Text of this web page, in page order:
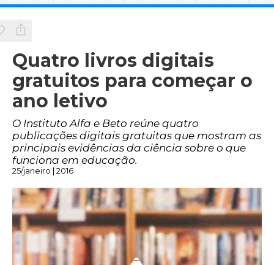
Quatro livros digitais
gratuitos para começar o
ano letivo
O Instituto Alfa e Beto reúne quatro
publicações digitais gratuitas que mostram as
principais evidências da ciência sobre o que
funciona em educação.
25/janeiro | 2016